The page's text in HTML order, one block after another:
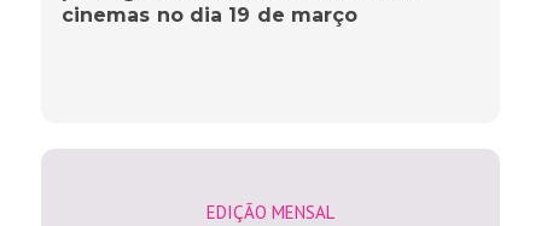
cinemas no dia 19 de março
EDIÇÃO MENSAL